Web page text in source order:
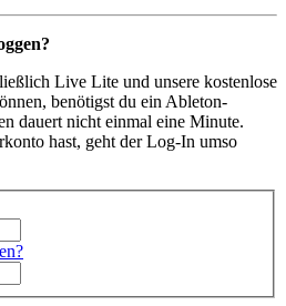
Live Lite und unsere kostenlose
benötigst du ein Ableton-
dauert nicht einmal eine Minute.
hast, geht der Log-In umso